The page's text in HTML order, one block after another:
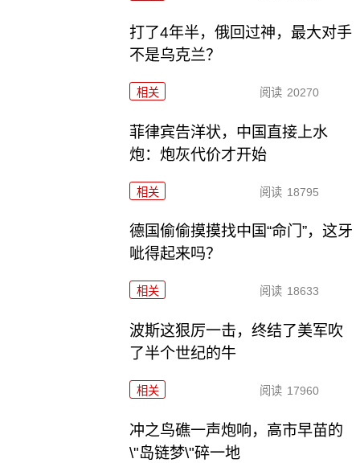
打了4年半，俄回过神，最大对手
不是乌克兰？
相关 阅读 20270
菲律宾告洋状，中国直接上水
炮：炮灰代价才开始
相关 阅读 18795
德国偷偷摸摸找中国“命门”，这牙
呲得起来吗？
相关 阅读 18633
波斯这狠厉一击，终结了美军吹
了半个世纪的牛
相关 阅读 17960
冲之鸟礁一声炮响，高市早苗的
\"岛链梦\"碎一地